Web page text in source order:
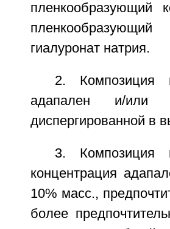
пленкообразующий
гиалуронат натрия.
2. Композиция
адапален и/или
диспергированной в
3. Композиция
концентрация
10% масс.,
более